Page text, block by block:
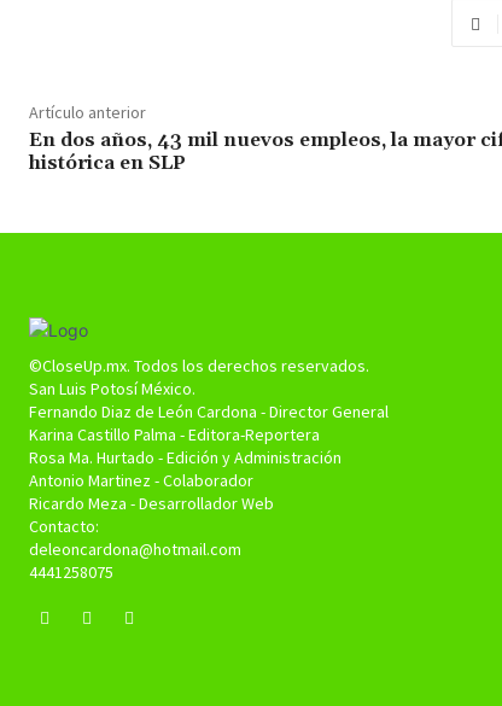
Artículo anterior
En dos años, 43 mil nuevos empleos, la mayor
histórica en SLP
©CloseUp.mx. Todos los derechos reservados.
San Luis Potosí México.
Fernando Diaz de León Cardona - Director General
Karina Castillo Palma - Editora-Reportera
Rosa Ma. Hurtado - Edición y Administración
Antonio Martinez - Colaborador
Ricardo Meza - Desarrollador Web
Contacto:
deleoncardona@hotmail.com
4441258075